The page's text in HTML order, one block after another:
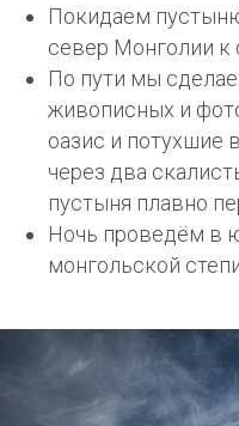
Покидаем
север Монголии к
По пути мы
живописных и
оазис и потухшие
через два
пустыня плавно
Ночь проведём в
монгольской